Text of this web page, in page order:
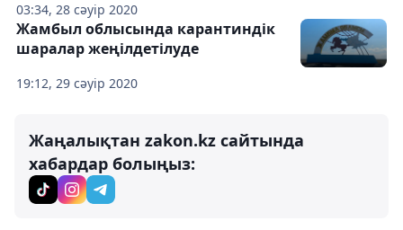
03:34, 28 сәуір 2020
19:12, 29 сәуір 2020
Жамбыл облысында карантиндік
шаралар жеңілдетілуде
Жаңалықтан zakon.kz сайтында
хабардар болыңыз: